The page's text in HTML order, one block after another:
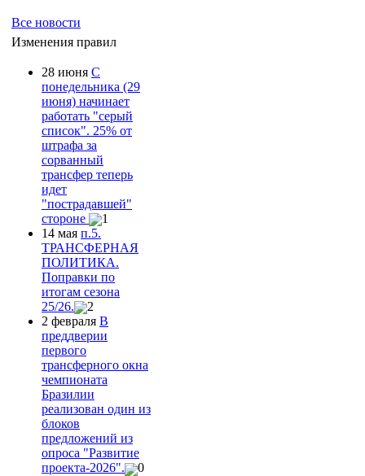
Все новости
Изменения правил
28 июня С
понедельника (29
июня) начинает
работать "серый
список". 25% от
штрафа за
сорванный
трансфер теперь
идет
"пострадавшей"
стороне
1
14 мая п.5.
ТРАНСФЕРНАЯ
ПОЛИТИКА.
Поправки по
итогам сезона
25/26.
2
2 февраля В
преддверии
первого
трансферного окна
чемпионата
Бразилии
реализован один из
блоков
предложений из
опроса "Развитие
проекта-2026".
0